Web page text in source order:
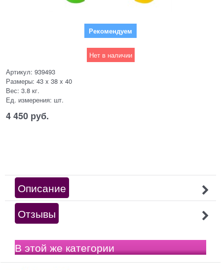
Рекомендуем
Нет в наличии
Артикул: 939493
Размеры: 43 x 38 x 40
Вес: 3.8 кг.
Ед. измерения: шт.
4 450 руб.
Описание
Отзывы
В этой же категории